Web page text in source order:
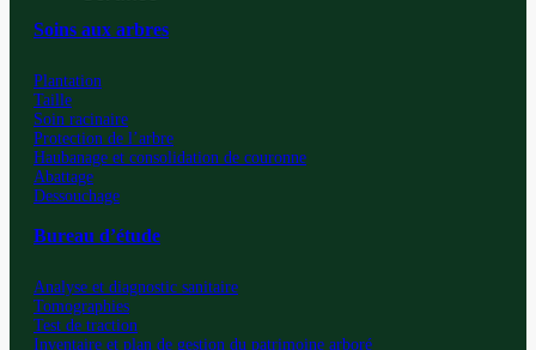
Soins aux arbres
Plantation
Taille
Soin racinaire
Protection de l’arbre
Haubanage et consolidation de couronne
Abattage
Dessouchage
Bureau d’étude
Analyse et diagnostic sanitaire
Tomographies
Test de traction
Inventaire et plan de gestion du patrimoine arboré